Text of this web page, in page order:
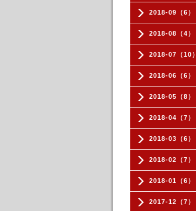
2018-09（6）
2018-08（4）
2018-07（10）
2018-06（6）
2018-05（8）
2018-04（7）
2018-03（6）
2018-02（7）
2018-01（6）
2017-12（7）